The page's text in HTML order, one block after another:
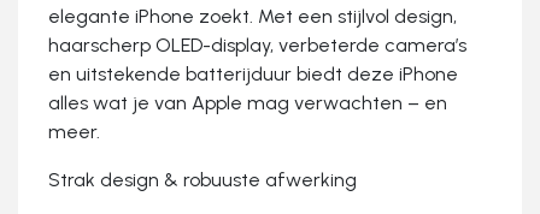
elegante iPhone zoekt. Met een stijlvol design,
haarscherp OLED-display, verbeterde camera’s
en uitstekende batterijduur biedt deze iPhone
alles wat je van Apple mag verwachten – en
meer.
Strak design & robuuste afwerking